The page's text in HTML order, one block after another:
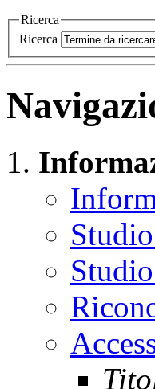
Ricerca
Ricerca